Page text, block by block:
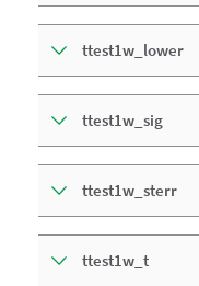
ttest1w_lower
ttest1w_sig
ttest1w_sterr
ttest1w_t